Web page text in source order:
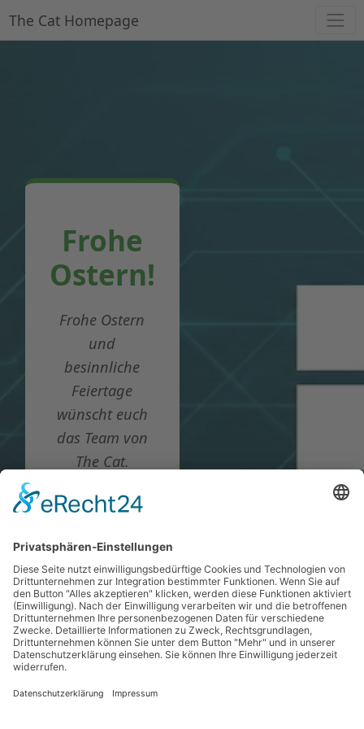
The Cat Homepage
Frohe
Ostern!
Frohe Ostern
und
besinnliche
Feiertage
wünscht euch
das Team von
The Cat.
🐰🌷🥚